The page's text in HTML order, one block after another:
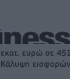
ευρώ σε 451
Κάλυψη